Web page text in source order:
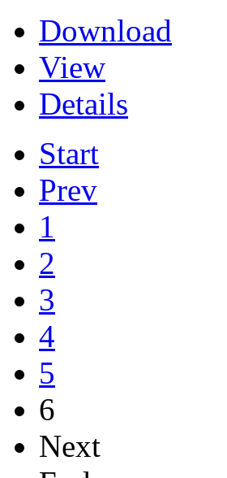
Download
View
Details
Start
Prev
1
2
3
4
5
6
Next